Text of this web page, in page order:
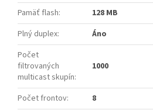
Pamäť flash:
128 MB
Plný duplex:
Áno
Počet
filtrovaných
multicast skupín:
1000
Počet frontov:
8